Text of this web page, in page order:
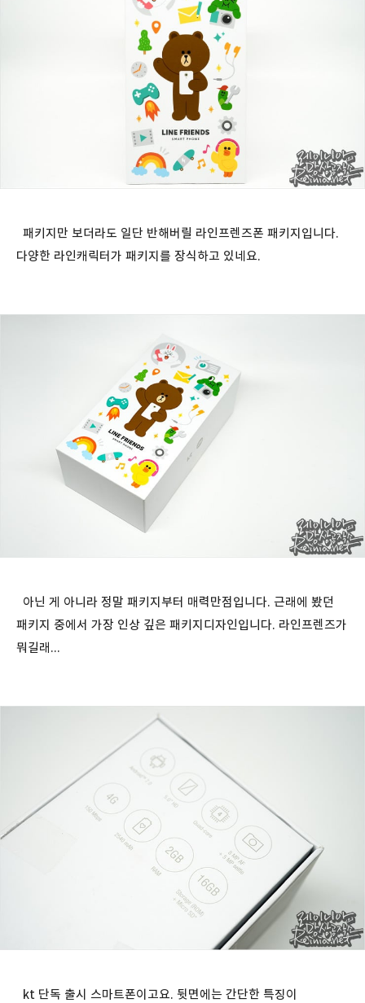
패키지만 보더라도 일단 반해버릴 라인프렌즈폰 패키지입니다.
다양한 라인캐릭터가 패키지를 장식하고 있네요.
아닌 게 아니라 정말 패키지부터 매력만점입니다. 근래에 봤던
패키지 중에서 가장 인상 깊은 패키지디자인입니다. 라인프렌즈가
뭐길래...
kt 단독 출시 스마트폰이고요. 뒷면에는 간단한 특징이